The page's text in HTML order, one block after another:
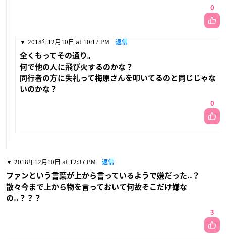
0
2018年12月10日 at 10:17 PM 返信
全くもってその通り。
何で他の人に飛び火するのかな？
同行者の方に失礼って梅原さんを叩いてるのと同じじゃな
いのかな？
0
2018年12月10日 at 12:37 PM 返信
ファンという言葉が上から言っているようで嫌だった..？
散々今まで上から物を言っておいて何故そこだけ嫌な
の..？？？
3